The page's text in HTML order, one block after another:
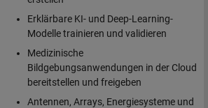
Erklärbare KI- und Deep-Learning-
Modelle trainieren und validieren
Medizinische
Bildgebungsanwendungen in der Cloud
bereitstellen und freigeben
Antennen, Arrays, Energiesysteme und